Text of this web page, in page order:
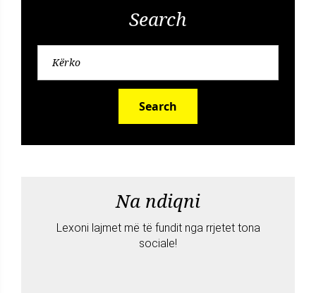
Search
Search
Na ndiqni
Lexoni lajmet më të fundit nga rrjetet tona
sociale!